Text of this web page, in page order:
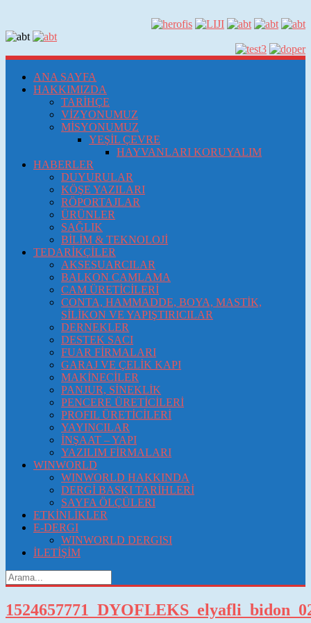
ANA SAYFA
HAKKIMIZDA
TARİHÇE
VİZYONUMUZ
MİSYONUMUZ
YEŞİL ÇEVRE
HAYVANLARI KORUYALIM
HABERLER
DUYURULAR
KÖŞE YAZILARI
RÖPORTAJLAR
ÜRÜNLER
SAĞLIK
BİLİM & TEKNOLOJİ
TEDARİKÇİLER
AKSESUARCILAR
BALKON CAMLAMA
CAM ÜRETİCİLERİ
CONTA, HAMMADDE, BOYA, MASTİK,
SİLİKON VE YAPIŞTIRICILAR
DERNEKLER
DESTEK SACI
FUAR FİRMALARI
GARAJ VE ÇELİK KAPI
MAKİNECİLER
PANJUR, SİNEKLİK
PENCERE ÜRETİCİLERİ
PROFIL ÜRETİCİLERİ
YAYINCILAR
İNŞAAT – YAPI
YAZILIM FİRMALARI
WINWORLD
WINWORLD HAKKINDA
DERGİ BASKI TARİHLERİ
SAYFA ÖLÇÜLERI
ETKİNLİKLER
E-DERGI
WINWORLD DERGISI
İLETİŞİM